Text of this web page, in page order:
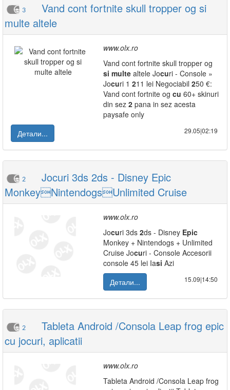
3
Vand cont fortnite skull tropper og si
multe altele
www.olx.ro
Vand cont fortnite skull tropper og
si multe altele Jocuri - Console »
Jocuri 1 211 lei Negociabil 250 €:
Vand cont fortnite og cu 60+ skinuri
din sez 2 pana in sez acesta
paysafe only
Детали...
29.05|02:19
2
Jocuri 3ds 2ds - Disney Epic
MonkeyNintendogsUnlimited Cruise
www.olx.ro
Jocuri 3ds 2ds - Disney Epic
Monkey + Nintendogs + Unlimited
Cruise Jocuri - Console Accesorii
console 45 lei Iasi Azi
Детали...
15.09|14:50
2
Tableta Android /Consola Leap frog epic
cu jocuri, aplicatii
www.olx.ro
Tableta Android /Consola Leap frog